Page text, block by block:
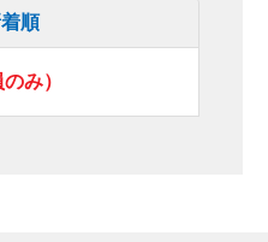
順
み）